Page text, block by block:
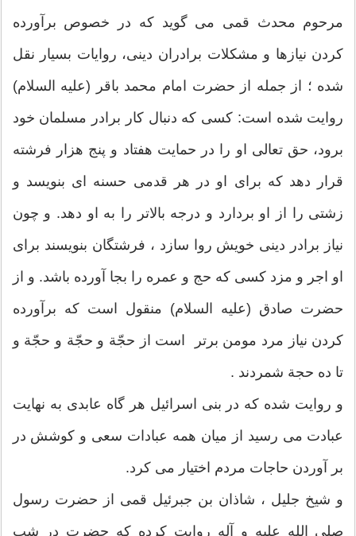
مرحوم محدث قمی می گوید که در خصوص برآورده
کردن نیازها و مشکلات برادران دینى، روایات بسیار نقل
شده ؛ از جمله از حضرت امام محمد باقر (علیه السلام)
روایت شده است: کسى که دنبال کار برادر مسلمان خود
برود، حق تعالى او را در حمایت هفتاد و پنج هزار فرشته
قرار دهد که براى او در هر قدمى حسنه اى بنویسد و
زشتى را از او بردارد و درجه بالاتر را به او دهد. و چون
نیاز برادر دینی خویش روا سازد ، فرشتگان بنویسند براى
او اجر و مزد کسی که حج و عمره را بجا آورده باشد. و از
حضرت صادق (علیه السلام) منقول است که برآورده
کردن نیاز مرد مومن برتر است از حجّة و حجّة و حجّة و
تا ده حجة شمردند .
و روایت شده که در بنى اسرائیل هر گاه عابدى به نهایت
عبادت مى رسید از میان همه عبادات سعى و کوشش در
بر آوردن حاجات مردم اختیار مى کرد.
و شیخ جلیل ، شاذان بن جبرئیل قمى از حضرت رسول
صلى الله علیه و آله روایت کرده که حضرت در شب